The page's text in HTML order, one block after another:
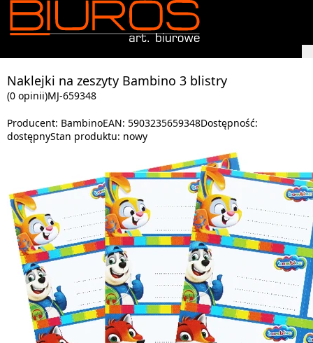
Naklejki na zeszyty Bambino 3 blistry
(0 opinii)MJ-659348
Producent: BambinoEAN: 5903235659348Dostępność:
dostępnyStan produktu: nowy